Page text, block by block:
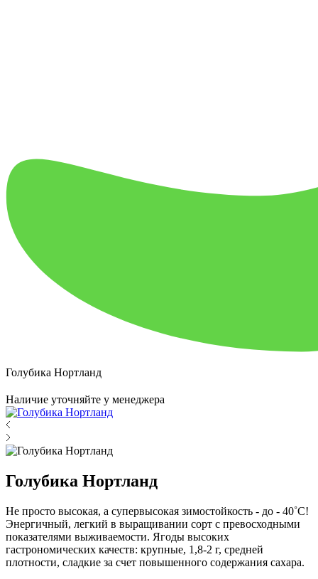
Голубика Нортланд
Наличие уточняйте у менеджера
Голубика Нортланд
Не просто высокая, а супервысокая зимостойкость - до - 40˚С!
Энергичный, легкий в выращивании сорт с превосходными
показателями выживаемости. Ягоды высоких
гастрономических качеств: крупные, 1,8-2 г, средней
плотности, сладкие за счет повышенного содержания сахара.